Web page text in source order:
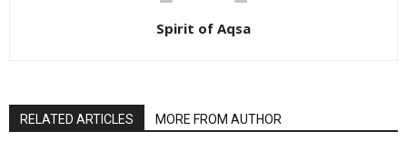
Spirit of Aqsa
RELATED ARTICLES MORE FROM AUTHOR